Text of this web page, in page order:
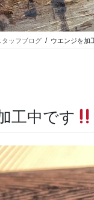
タッフブログ ウエンジを加
工中です